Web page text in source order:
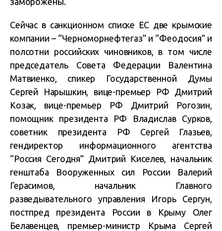
Сейчас в санкционном списке ЕС две крымские
компании – “Черноморнефтегаз” и “Феодосия” и
полсотни российских чиновников, в том числе
председатель Совета Федерации Валентина
Матвиенко, спикер Государственной Думы
Сергей Нарышкин, вице-премьер РФ Дмитрий
Козак, вице-премьер РФ Дмитрий Рогозин,
помощник президента РФ Владислав Сурков,
советник президента РФ Сергей Глазьев,
гендиректор информационного агентства
“Россия Сегодня” Дмитрий Киселев, начальник
генштаба Вооруженных сил России Валерий
Герасимов, начальник Главного
разведывательного управления Игорь Сергун,
постпред президента России в Крыму Олег
Белавенцев, премьер-министр Крыма Сергей